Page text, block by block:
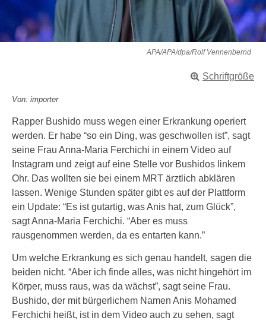
APA/APA/dpa/Rolf Vennenbernd
Schriftgröße
Von: importer
Rapper Bushido muss wegen einer Erkrankung operiert
werden. Er habe “so ein Ding, was geschwollen ist”, sagt
seine Frau Anna-Maria Ferchichi in einem Video auf
Instagram und zeigt auf eine Stelle vor Bushidos linkem
Ohr. Das wollten sie bei einem MRT ärztlich abklären
lassen. Wenige Stunden später gibt es auf der Plattform
ein Update: “Es ist gutartig, was Anis hat, zum Glück”,
sagt Anna-Maria Ferchichi. “Aber es muss
rausgenommen werden, da es entarten kann.”
Um welche Erkrankung es sich genau handelt, sagen die
beiden nicht. “Aber ich finde alles, was nicht hingehört im
Körper, muss raus, was da wächst”, sagt seine Frau.
Bushido, der mit bürgerlichem Namen Anis Mohamed
Ferchichi heißt, ist in dem Video auch zu sehen, sagt